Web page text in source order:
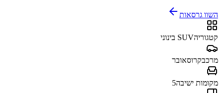
השוו גרסאות
קטגוריהSUV בינוני
מרכבקרוסאובר
מקומות ישיבה5